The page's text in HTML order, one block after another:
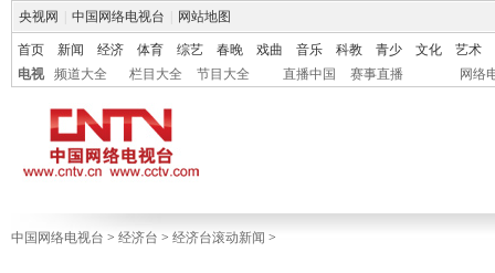
央视网 中国网络电视台 网站地图
首页 新闻 经济 体育 综艺 春晚 戏曲 音乐 科教 青少 文化
艺术
电视
频道大全 栏目大全 节目大全 直播中国 赛事直播 网络
中国网络电视台 > 经济台 > 经济台滚动新闻 >